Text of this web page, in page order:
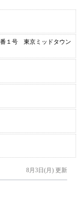
１号 東京ミッドタウン
8月3日(月) 更新